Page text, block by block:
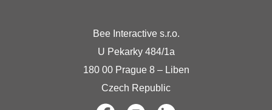
Bee Interactive s.r.o.
U Pekarky 484/1a
180 00 Prague 8 – Liben
Czech Republic